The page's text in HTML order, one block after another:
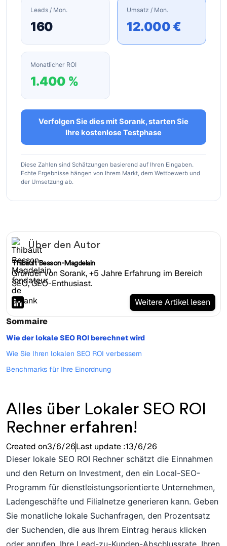
Leads / Mon.
160
Umsatz / Mon.
12.000 €
Monatlicher ROI
1.400 %
Verfolgen Sie dies mit Sorank, starten Sie
Ihre kostenlose Testphase
Diese Zahlen sind Schätzungen basierend auf Ihren Eingaben.
Echte Ergebnisse hängen von Ihrem Markt, dem Wettbewerb und
der Umsetzung ab.
Über den Autor
Thibault Besson-Magdelain
Gründer von Sorank, +5 Jahre Erfahrung im Bereich
SEO, GEO-Enthusiast.
Weitere Artikel lesen
Sommaire
Wie der lokale SEO ROI berechnet wird
Wie Sie Ihren lokalen SEO ROI verbessern
Benchmarks für Ihre Einordnung
Alles über Lokaler SEO ROI
Rechner erfahren!
Created on3/6/26Last update :13/6/26
Dieser lokale SEO ROI Rechner schätzt die Einnahmen
und den Return on Investment, den ein Local-SEO-
Programm für dienstleistungsorientierte Unternehmen,
Ladengeschäfte und Filialnetze generieren kann. Geben
Sie monatliche lokale Suchanfragen, den Prozentsatz
der Suchenden, die aus Ihrem Eintrag heraus klicken
oder anrufen, Ihre Lead-zu-Kunden-Abschlussrate, Ihren